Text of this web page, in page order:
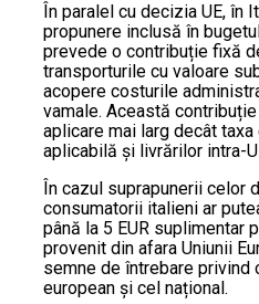
În paralel cu decizia UE, în
propunere inclusă în
prevede o contribuție fixă
transporturile cu valoare
acopere costurile
vamale. Această
aplicare mai larg decât
aplicabilă și livrărilor intra-
În cazul suprapunerii celor
consumatorii italieni ar
până la 5 EUR suplimentar
provenit din afara Uniunii
semne de întrebare privind
european și cel național.